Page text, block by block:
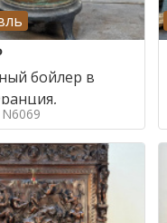
бойлер в
Франция,